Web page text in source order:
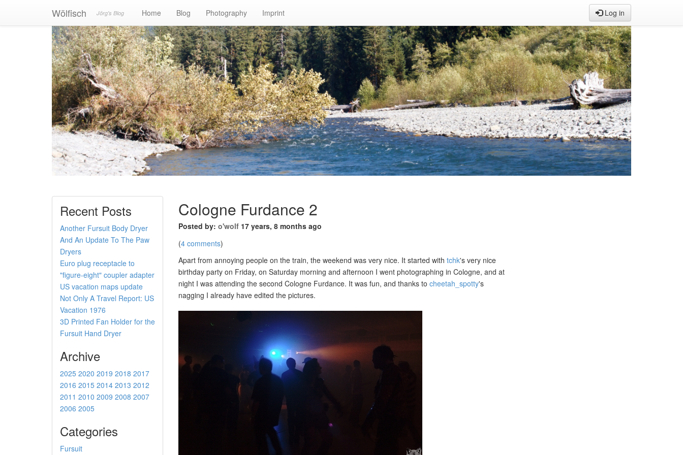
Wölfisch Jörg's Blog Home Blog Photography Imprint Log in
Recent Posts
Another Fursuit Body Dryer
And An Update To The Paw
Dryers
Euro plug receptacle to
"figure-eight" coupler adapter
US vacation maps update
Not Only A Travel Report: US
Vacation 1976
3D Printed Fan Holder for the
Fursuit Hand Dryer
Archive
2025 2020 2019 2018 2017
2016 2015 2014 2013 2012
2011 2010 2009 2008 2007
2006 2005
Categories
Fursuit
Cologne Furdance 2
Posted by: o'wolf 17 years, 8 months ago
(4 comments)
Apart from annoying people on the train, the weekend was very nice. It started with tchk's very nice
birthday party on Friday, on Saturday morning and afternoon I went photographing in Cologne, and at
night I was attending the second Cologne Furdance. It was fun, and thanks to cheetah_spotty's
nagging I already have edited the pictures.